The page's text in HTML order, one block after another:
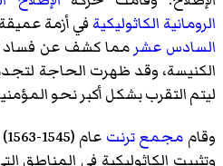
الرومانية الكاثوليكيةفي أزمة
السادس عشر مما كشف عن فساد
الكنيسة، وقد ظهرت الحاجة
ليتم التقرب بشكل أكبر نحو
وقام مجمع ترنت
وتثبيت الكاثوليكية في المناطق